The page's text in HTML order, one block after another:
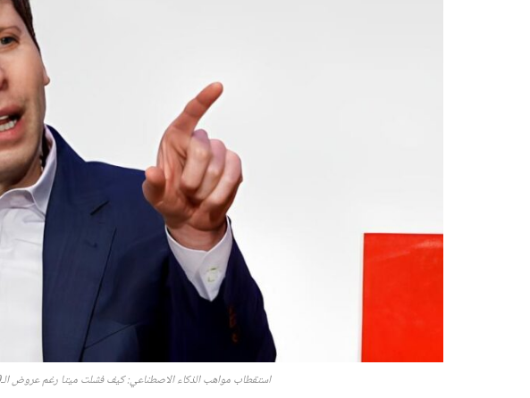
استقطاب مواهب الذكاء الاصطناعي: كيف فشلت ميتا رغم عروض الـ100 مليون دولار؟